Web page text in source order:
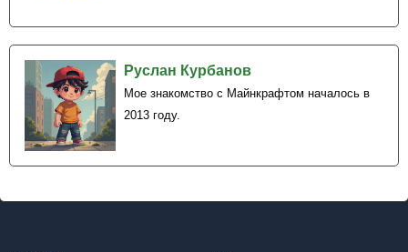
Руслан Курбанов
Мое знакомство с Майнкрафтом началось в
2013 году.